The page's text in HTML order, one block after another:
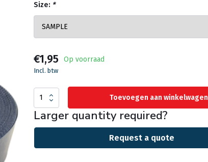
Size: *
€1,95 Op voorraad
Incl. btw
Toevoegen aan winkelwagen
Larger quantity required?
Request a quote